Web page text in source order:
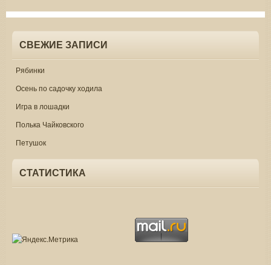
СВЕЖИЕ ЗАПИСИ
Рябинки
Осень по садочку ходила
Игра в лошадки
Полька Чайковского
Петушок
СТАТИСТИКА